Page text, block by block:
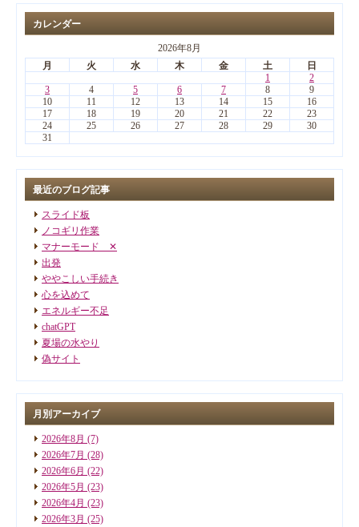
カレンダー
2026年8月
月
火 水 木 金 土
日
1
2
3
4 5 6 7 8
9
10
11 12 13 14 15
16
17
18 19 20 21 22
23
24
25 26 27 28 29
30
31
最近のブログ記事
スライド板
ノコギリ作業
マナーモード ✕
出発
ややこしい手続き
心を込めて
エネルギー不足
chatGPT
夏場の水やり
偽サイト
月別アーカイブ
2026年8月 (7)
2026年7月 (28)
2026年6月 (22)
2026年5月 (23)
2026年4月 (23)
2026年3月 (25)